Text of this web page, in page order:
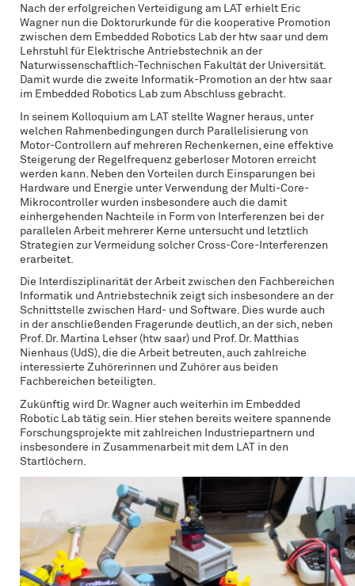
Nach der erfolgreichen Verteidigung am LAT erhielt Eric
Wagner nun die Doktorurkunde für die kooperative Promotion
zwischen dem Embedded Robotics Lab der htw saar und dem
Lehrstuhl für Elektrische Antriebstechnik an der
Naturwissenschaftlich-Technischen Fakultät der Universität.
Damit wurde die zweite Informatik-Promotion an der htw saar
im Embedded Robotics Lab zum Abschluss gebracht.
In seinem Kolloquium am LAT stellte Wagner heraus, unter
welchen Rahmenbedingungen durch Parallelisierung von
Motor-Controllern auf mehreren Rechenkernen, eine effektive
Steigerung der Regelfrequenz geberloser Motoren erreicht
werden kann. Neben den Vorteilen durch Einsparungen bei
Hardware und Energie unter Verwendung der Multi-Core-
Mikrocontroller wurden insbesondere auch die damit
einhergehenden Nachteile in Form von Interferenzen bei der
parallelen Arbeit mehrerer Kerne untersucht und letztlich
Strategien zur Vermeidung solcher Cross-Core-Interferenzen
erarbeitet.
Die Interdisziplinarität der Arbeit zwischen den Fachbereichen
Informatik und Antriebstechnik zeigt sich insbesondere an der
Schnittstelle zwischen Hard- und Software. Dies wurde auch
in der anschließenden Fragerunde deutlich, an der sich, neben
Prof. Dr. Martina Lehser (htw saar) und Prof. Dr. Matthias
Nienhaus (UdS), die die Arbeit betreuten, auch zahlreiche
interessierte Zuhörerinnen und Zuhörer aus beiden
Fachbereichen beteiligten.
Zukünftig wird Dr. Wagner auch weiterhin im Embedded
Robotic Lab tätig sein. Hier stehen bereits weitere spannende
Forschungsprojekte mit zahlreichen Industriepartnern und
insbesondere in Zusammenarbeit mit dem LAT in den
Startlöchern.